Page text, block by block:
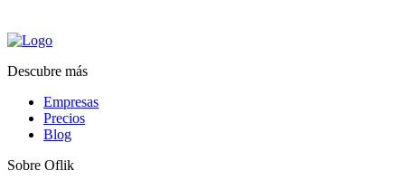
Descubre más
Empresas
Precios
Blog
Sobre Oflik